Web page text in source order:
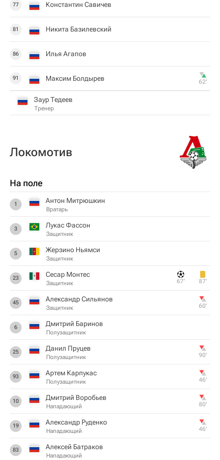
77 Константин Савичев
81 Никита Базилевский
86 Илья Агапов
91 Максим Болдырев 62‎’‎
Заур Тедеев
Тренер
Локомотив
На поле
1 Антон Митрюшкин
Вратарь
3 Лукас Фассон
Защитник
5 Жерзино Ньямси
Защитник
23 Сесар Монтес
Защитник 67‎’‎ 87‎’‎
45 Александр Сильянов
Защитник 60‎’‎
6 Дмитрий Баринов
Полузащитник
25 Данил Пруцев
Полузащитник 90‎’‎
93 Артем Карпукас
Полузащитник 46‎’‎
10 Дмитрий Воробьев
Нападающий 80‎’‎
19 Александр Руденко
Нападающий 46‎’‎
83 Алексей Батраков
Нападающий